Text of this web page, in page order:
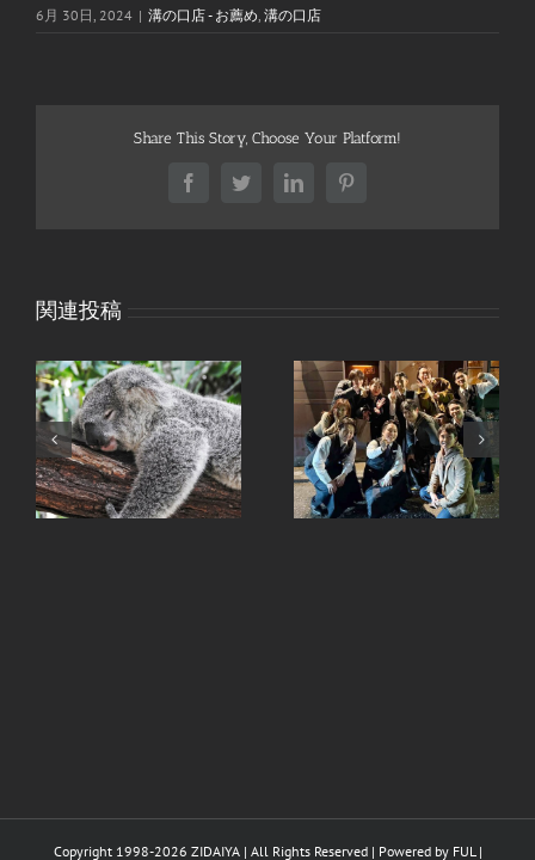
6月 30日, 2024 | 溝の口店 - お薦め, 溝の口店
Share This Story, Choose Your Platform!
FacebookTwitterLinkedInPinterest
関連投稿
退職のご挨拶 – 杵築
I.W.ハーパー12年キャ
ンペーンを開催中-全
店- 3月末まで
Copyright 1998-2026 ZIDAIYA | All Rights Reserved | Powered by FUL|